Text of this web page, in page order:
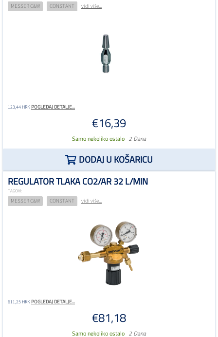
MESSER C&W CONSTANT vidi više...
123,44 HRKPOGLEDAJ DETALJE...
€16,39
Samo nekoliko ostalo 2 Dana
DODAJ U KOŠARICU
REGULATOR TLAKA CO2/AR 32 L/MIN
TAGOVI:
MESSER C&W CONSTANT vidi više...
611,25 HRKPOGLEDAJ DETALJE...
€81,18
Samo nekoliko ostalo 2 Dana